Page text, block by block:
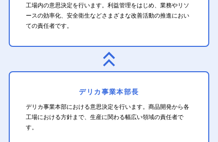
工場内の意思決定を行います。利益管理をはじめ、業務やリソ
ースの効率化、安全衛生などさまざまな改善活動の推進におい
ての責任者です。
デリカ事業本部長
デリカ事業本部における意思決定を行います。商品開発から各
工場における方針まで、生産に関わる幅広い領域の責任者で
す。